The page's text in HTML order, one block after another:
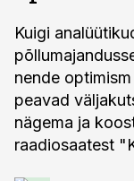
Kuigi
nende
peavad
nägema ja
raadiosaatest